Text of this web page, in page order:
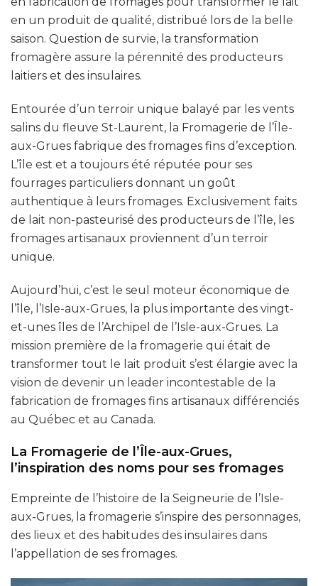
en un produit de qualité, distribué lors de la belle
saison. Question de survie, la transformation
fromagère assure la pérennité des producteurs
laitiers et des insulaires.
Entourée d’un terroir unique balayé par les vents
salins du fleuve St-Laurent, la Fromagerie de l’Île-
aux-Grues fabrique des fromages fins d’exception.
L’île est et a toujours été réputée pour ses
fourrages particuliers donnant un goût
authentique à leurs fromages. Exclusivement faits
de lait non-pasteurisé des producteurs de l’île, les
fromages artisanaux proviennent d’un terroir
unique.
Aujourd’hui, c’est le seul moteur économique de
l’île, l’Isle-aux-Grues, la plus importante des vingt-
et-unes îles de l’Archipel de l’Isle-aux-Grues. La
mission première de la fromagerie qui était de
transformer tout le lait produit s’est élargie avec la
vision de devenir un leader incontestable de la
fabrication de fromages fins artisanaux différenciés
au Québec et au Canada.
La Fromagerie de l’Île-aux-Grues,
l’inspiration des noms pour ses fromages
Empreinte de l’histoire de la Seigneurie de l’Isle-
aux-Grues, la fromagerie s’inspire des personnages,
des lieux et des habitudes des insulaires dans
l’appellation de ses fromages.